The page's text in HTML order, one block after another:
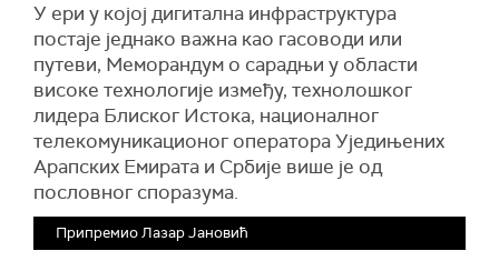
У ери у којој дигитална инфраструктура
постаје једнако важна као гасоводи или
путеви, Меморандум о сарадњи у области
високе технологије између, технолошког
лидера Блиског Истока, националног
телекомуникационог оператора Уједињених
Арапских Емирата и Србије више је од
пословног споразума.
Припремио Лазар Јановић